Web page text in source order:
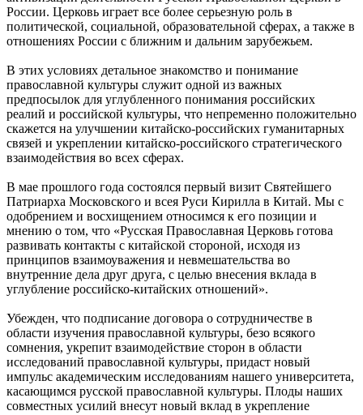
России. Церковь играет все более серьезную роль в
политической, социальной, образовательной сферах, а также в
отношениях России с ближним и дальним зарубежьем.
В этих условиях детальное знакомство и понимание
православной культуры служит одной из важных
предпосылок для углубленного понимания российских
реалий и российской культуры, что непременно положительно
скажется на улучшении китайско-российских гуманитарных
связей и укреплении китайско-российского стратегического
взаимодействия во всех сферах.
В мае прошлого года состоялся первый визит Святейшего
Патриарха Московского и всея Руси Кирилла в Китай. Мы с
одобрением и восхищением относимся к его позиции и
мнению о том, что «Русская Православная Церковь готова
развивать контакты с китайской стороной, исходя из
принципов взаимоуважения и невмешательства во
внутренние дела друг друга, с целью внесения вклада в
углубление российско-китайских отношений».
Убежден, что подписание договора о сотрудничестве в
области изучения православной культуры, безо всякого
сомнения, укрепит взаимодействие сторон в области
исследований православной культуры, придаст новый
импульс академическим исследованиям нашего университета,
касающимся русской православной культуры. Плоды наших
совместных усилий внесут новый вклад в укрепление